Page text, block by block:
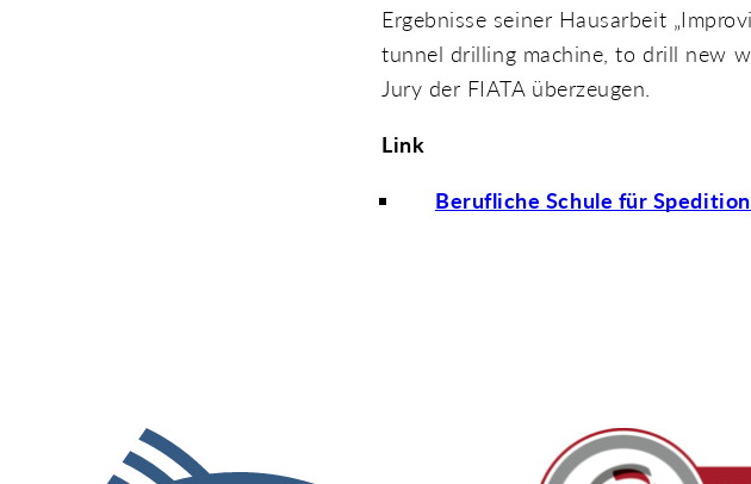
Ergebnisse seiner Hausarbeit
tunnel drilling machine, to drill new
Jury der FIATA überzeugen.
Link
Berufliche Schule für